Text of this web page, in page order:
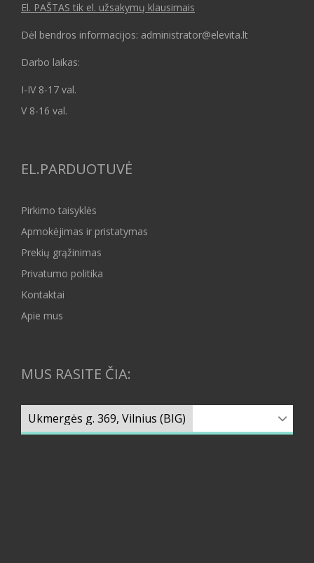
El. PAŠTAS tik el. užsakymų klausimais
Dėl bendros informacijos: administrator@elevita.lt
Darbo laikas:
I-IV 8-17 val.
V 8-16 val.
EL.PARDUOTUVĖ
Pirkimo taisyklės
Apmokėjimas ir pristatymas
Prekių grąžinimas
Privatumo politika
Kontaktai
Apie mus
MUS RASITE ČIA: